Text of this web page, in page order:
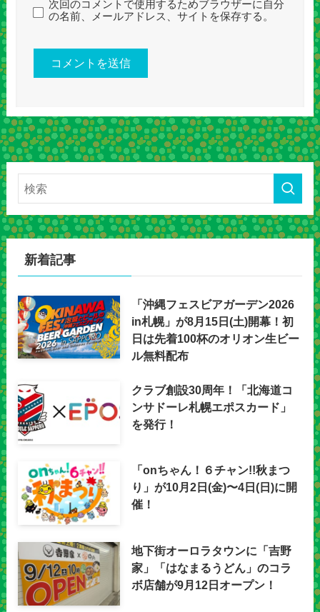
次回のコメントで使用するためブラウザーに自分
の名前、メールアドレス、サイトを保存する。
新着記事
「沖縄フェスビアガーデン2026
in札幌」が8月15日(土)開幕！初
日は先着100杯のオリオン生ビー
ル無料配布
クラブ創設30周年！「北海道コ
ンサドーレ札幌エポスカード」
を発行！
「onちゃん！６チャン!!秋まつ
り」が10月2日(金)〜4日(日)に開
催！
地下街オーロラタウンに「吉野
家」「はなまるうどん」のコラ
ボ店舗が9月12日オープン！